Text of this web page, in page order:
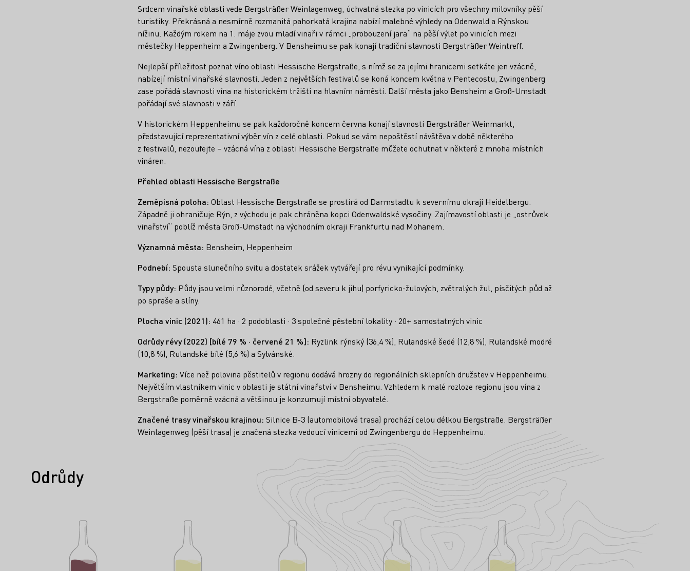
Srdcem vinařské oblasti vede Bergsträßer Weinlagenweg, úchvatná stezka po vinicích pro všechny milovníky pěší
turistiky. Překrásná a nesmírně rozmanitá pahorkatá krajina nabízí malebné výhledy na Odenwald a Rýnskou
nížinu. Každým rokem na 1. máje zvou mladí vinaři v rámci „probouzení jara“ na pěší výlet po vinicích mezi
městečky Heppenheim a Zwingenberg. V Bensheimu se pak konají tradiční slavnosti Bergsträßer Weintreff.
Nejlepší příležitost poznat víno oblasti Hessische Bergstraße, s nímž se za jejími hranicemi setkáte jen vzácně,
nabízejí místní vinařské slavnosti. Jeden z největších festivalů se koná koncem května v Pentecostu, Zwingenberg
zase pořádá slavnosti vína na historickém tržišti na hlavním náměstí. Další města jako Bensheim a Groß-Umstadt
pořádají své slavnosti v září.
V historickém Heppenheimu se pak každoročně koncem června konají slavnosti Bergsträßer Weinmarkt,
představující reprezentativní výběr vín z celé oblasti. Pokud se vám nepoštěstí návštěva v době některého
z festivalů, nezoufejte – vzácná vína z oblasti Hessische Bergstraße můžete ochutnat v některé z mnoha místních
vináren.
Přehled oblasti Hessische Bergstraße
Zeměpisná poloha: Oblast Hessische Bergstraße se prostírá od Darmstadtu k severnímu okraji Heidelbergu.
Západně ji ohraničuje Rýn, z východu je pak chráněna kopci Odenwaldské vysočiny. Zajímavostí oblasti je „ostrůvek
vinařství“ poblíž města Groß-Umstadt na východním okraji Frankfurtu nad Mohanem.
Významná města: Bensheim, Heppenheim
Podnebí: Spousta slunečního svitu a dostatek srážek vytvářejí pro révu vynikající podmínky.
Typy půdy: Půdy jsou velmi různorodé, včetně (od severu k jihu) porfyricko-žulových, zvětralých žul, písčitých půd až
po spraše a slíny.
Plocha vinic (2021): 461 ha · 2 podoblasti · 3 společné pěstební lokality · 20+ samostatných vinic
Odrůdy révy (2022) [bílé 79 % · červené 21 %]: Ryzlink rýnský (36,4 %), Rulandské šedé (12,8 %), Rulandské modré
(10,8 %), Rulandské bílé (5,6 %) a Sylvánské.
Marketing: Více než polovina pěstitelů v regionu dodává hrozny do regionálních sklepních družstev v Heppenheimu.
Největším vlastníkem vinic v oblasti je státní vinařství v Bensheimu. Vzhledem k malé rozloze regionu jsou vína z
Bergstraße poměrně vzácná a většinou je konzumují místní obyvatelé.
Značené trasy vinařskou krajinou: Silnice B-3 (automobilová trasa) prochází celou délkou Bergstraße. Bergsträßer
Weinlagenweg (pěší trasa) je značená stezka vedoucí vinicemi od Zwingenbergu do Heppenheimu.
Odrůdy